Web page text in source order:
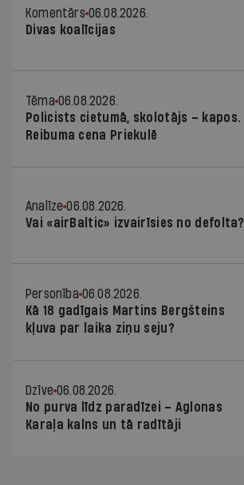
Komentārs 06.08.2026.
Divas koalīcijas
Tēma 06.08.2026.
Policists cietumā, skolotājs – kapos.
Reibuma cena Priekulē
Analīze 06.08.2026.
Vai «airBaltic» izvairīsies no defolta?
Personība 06.08.2026.
Kā 18 gadīgais Martins Bergšteins
kļuva par laika ziņu seju?
Dzīve 06.08.2026.
No purva līdz paradīzei – Aglonas
Karaļa kalns un tā radītāji